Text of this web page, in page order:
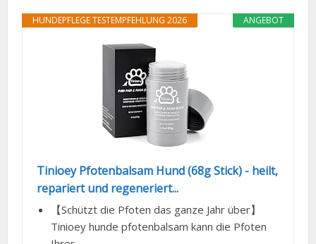
ANGEBOT
HUNDEPFLEGE TESTEMPFEHLUNG 2026
Tinioey Pfotenbalsam Hund (68g Stick) - heilt,
repariert und regeneriert...
【Schützt die Pfoten das ganze Jahr über】
Tinioey hunde pfotenbalsam kann die Pfoten